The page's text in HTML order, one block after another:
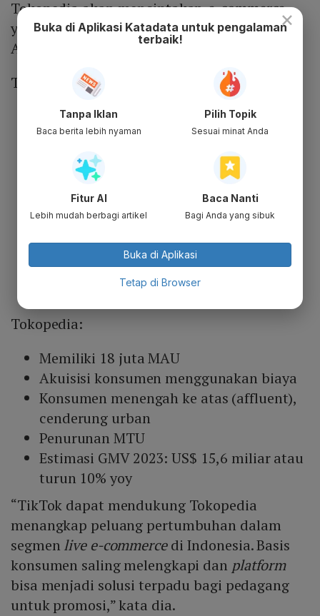
Tokopedia akan menciptakane-commerce
yang memimpin pasar di Indonesia.
Alasannya:
TikTok:
Memiliki 125 juta pengguna aktif
bulanan alias MAU
Akuisisi konsumen secara organik
Menjangkau pasar luas di seluruh
Indonesia
Pertumbuhan money transaction user
Estimasi GMV 2023: US$ 6 miliar atau
tumbuh tiga kali lipat secara tahunan
Tokopedia:
Memiliki 18 juta MAU
Akuisisi konsumen menggunakan biaya
Konsumen menengah ke atas (affluent),
cenderung urban
Penurunan MTU
Estimasi GMV 2023: US$ 15,6 miliar atau
turun 10% yoy
“TikTok dapat mendukung Tokopedia
menangkap peluang pertumbuhan dalam
segmen live e-commercedi Indonesia. Basis
konsumen saling melengkapi dan platform
bisa menjadi solusi terpadu bagi pedagang
untuk promosi,” kata dia.
×
Buka di Aplikasi Katadata untuk pengalaman
terbaik!
Tanpa Iklan
Baca berita lebih nyaman
Pilih Topik
Sesuai minat Anda
Fitur AI
Lebih mudah berbagi artikel
Baca Nanti
Bagi Anda yang sibuk
Buka di Aplikasi
Tetap di Browser